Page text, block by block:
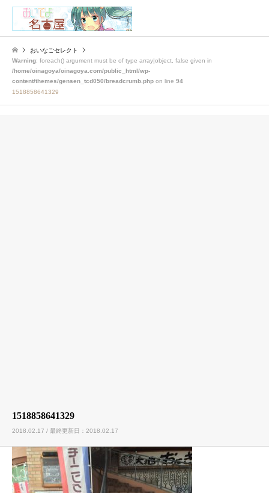
おいなごセレクト
Warning: foreach() argument must be of type array|object, false given in
/home/oinagoya/oinagoya.com/public_html/wp-
content/themes/gensen_tcd050/breadcrumb.php on line 94
1518858641329
1518858641329
2018.02.17 / 最終更新日：2018.02.17